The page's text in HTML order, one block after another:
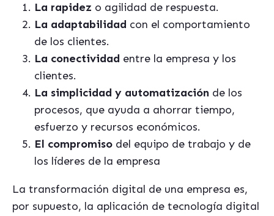
La rapidez o agilidad de respuesta.
La adaptabilidad con el comportamiento
de los clientes.
La conectividad entre la empresa y los
clientes.
La simplicidad y automatización de los
procesos, que ayuda a ahorrar tiempo,
esfuerzo y recursos económicos.
El compromiso del equipo de trabajo y de
los líderes de la empresa
La transformación digital de una empresa es,
por supuesto, la aplicación de tecnología digital